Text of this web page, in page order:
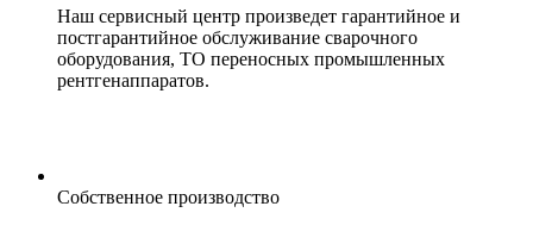
Наш сервисный центр произведет гарантийное и
постгарантийное обслуживание сварочного
оборудования, ТО переносных промышленных
рентгенаппаратов.
Собственное производство